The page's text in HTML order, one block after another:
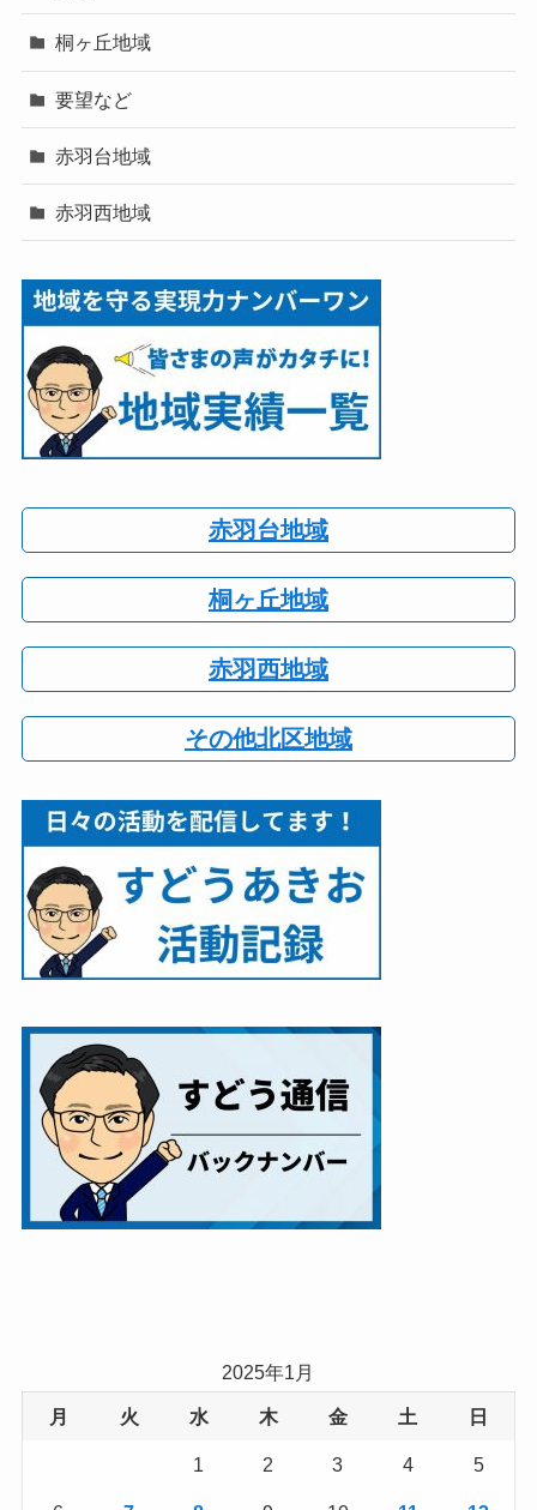
桐ヶ丘地域
要望など
赤羽台地域
赤羽西地域
赤羽台地域
桐ヶ丘地域
赤羽西地域
その他北区地域
2025年1月
水 木 金 土 日